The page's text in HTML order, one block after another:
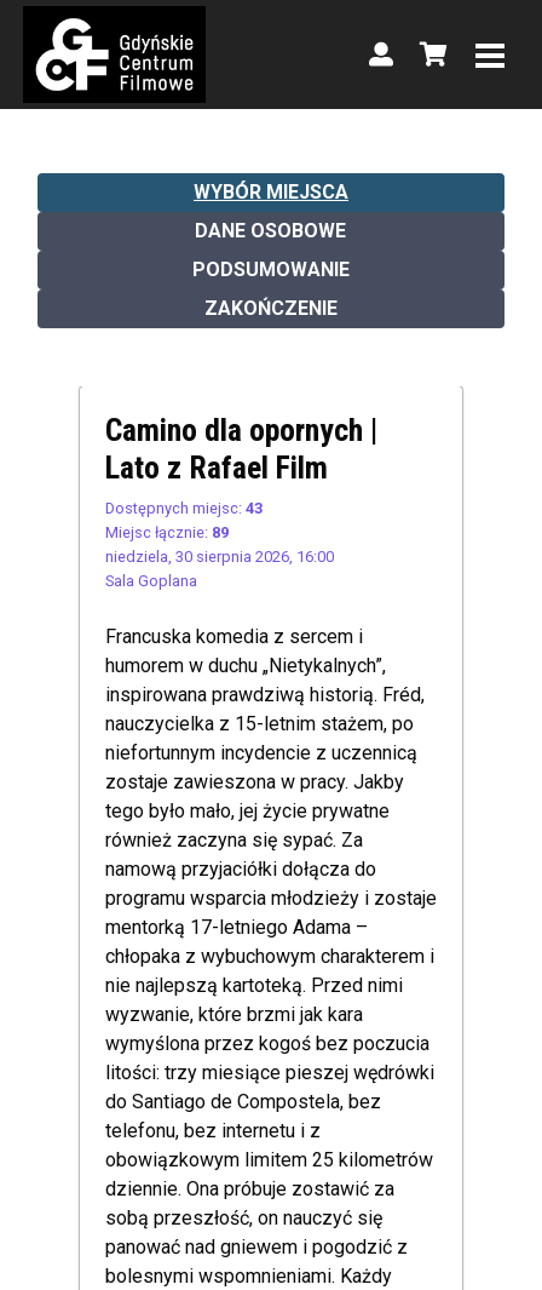
WYBÓR MIEJSCA
DANE OSOBOWE
PODSUMOWANIE
ZAKOŃCZENIE
Camino dla opornych |
Lato z Rafael Film
Dostępnych miejsc:43
Miejsc łącznie: 89
niedziela, 30 sierpnia 2026, 16:00
Sala Goplana
Francuska komedia z sercem i
humorem w duchu „Nietykalnych”,
inspirowana prawdziwą historią. Fréd,
nauczycielka z 15-letnim stażem, po
niefortunnym incydencie z uczennicą
zostaje zawieszona w pracy. Jakby
tego było mało, jej życie prywatne
również zaczyna się sypać. Za
namową przyjaciółki dołącza do
programu wsparcia młodzieży i zostaje
mentorką 17-letniego Adama –
chłopaka z wybuchowym charakterem i
nie najlepszą kartoteką. Przed nimi
wyzwanie, które brzmi jak kara
wymyślona przez kogoś bez poczucia
litości: trzy miesiące pieszej wędrówki
do Santiago de Compostela, bez
telefonu, bez internetu i z
obowiązkowym limitem 25 kilometrów
dziennie. Ona próbuje zostawić za
sobą przeszłość, on nauczyć się
panować nad gniewem i pogodzić z
bolesnymi wspomnieniami. Każdy